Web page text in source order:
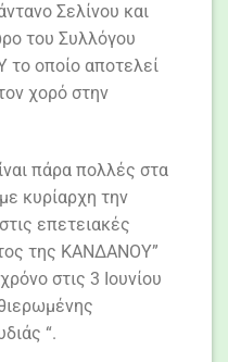
Σελίνου και
του Συλλόγου
το οποίο αποτελεί
χορό στην
πάρα πολλές στα
κυρίαρχη την
επετειακές
της ΚΑΝΔΑΝΟΥ”
στις 3 Ιουνίου
“.